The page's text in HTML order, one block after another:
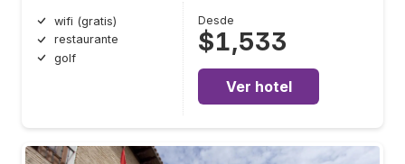
wifi (gratis)
restaurante
golf
Desde
$1,533
Ver hotel